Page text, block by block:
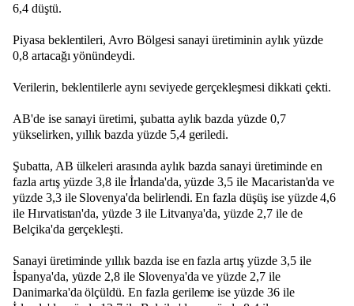
6,4 düştü.
Piyasa beklentileri, Avro Bölgesi sanayi üretiminin aylık yüzde
0,8 artacağı yönündeydi.
Verilerin, beklentilerle aynı seviyede gerçekleşmesi dikkati çekti.
AB'de ise sanayi üretimi, şubatta aylık bazda yüzde 0,7
yükselirken, yıllık bazda yüzde 5,4 geriledi.
Şubatta, AB ülkeleri arasında aylık bazda sanayi üretiminde en
fazla artış yüzde 3,8 ile İrlanda'da, yüzde 3,5 ile Macaristan'da ve
yüzde 3,3 ile Slovenya'da belirlendi. En fazla düşüş ise yüzde 4,6
ile Hırvatistan'da, yüzde 3 ile Litvanya'da, yüzde 2,7 ile de
Belçika'da gerçekleşti.
Sanayi üretiminde yıllık bazda ise en fazla artış yüzde 3,5 ile
İspanya'da, yüzde 2,8 ile Slovenya'da ve yüzde 2,7 ile
Danimarka'da ölçüldü. En fazla gerileme ise yüzde 36 ile